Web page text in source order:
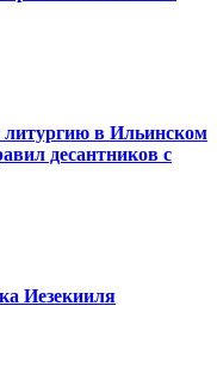
в Ильинском
десантников с
Иезекииля